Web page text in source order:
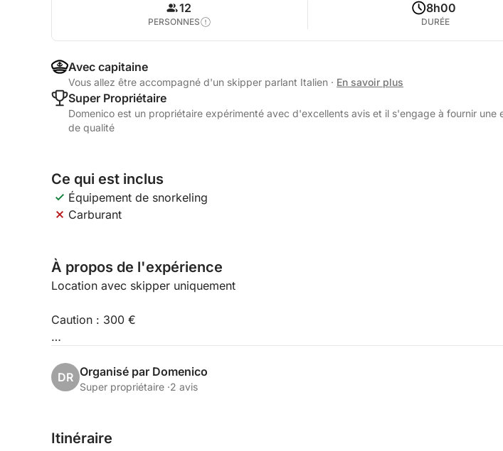
12
PERSONNES
8h00
DURÉE
Avec capitaine
Vous allez être accompagné d'un skipper parlant Italien · En savoir plus
Super Propriétaire
Domenico est un propriétaire expérimenté avec d'excellents avis et il s'engage à fournir une
de qualité
Ce qui est inclus
Équipement de snorkeling
Carburant
À propos de l'expérience
Location avec skipper uniquement
Caution : 300 €
DR Organisé par Domenico
Super propriétaire ·2 avis
Itinéraire